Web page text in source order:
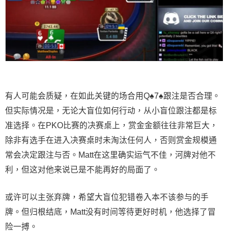
有人可能会质疑，在如此关键的场合用Q♠7♠跟注是否合理。
但实际情况是，无论大盲位如何行动，从小盲位跟注都是标
准选择。在PKO比赛的决赛桌上，赏金金额往往非常巨大，
除非有选手在进入决赛桌时未淘汰任何人，否则赏金规模通
常会决定跟注与否。Matt在这里确实运气不佳，河牌对他不
利，但这对他来说已是不能再好的局面了。
或许可以主张弃牌，希望大盲位犯错卷入本不该参与的手
牌。但归根结底，Matt没有时间等待更好时机，他选择了冒
险一搏。